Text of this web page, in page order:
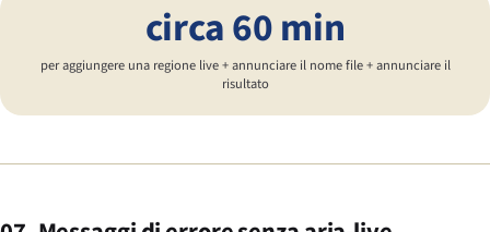
circa 60 min
per aggiungere una regione live + annunciare il nome file + annunciare il
risultato